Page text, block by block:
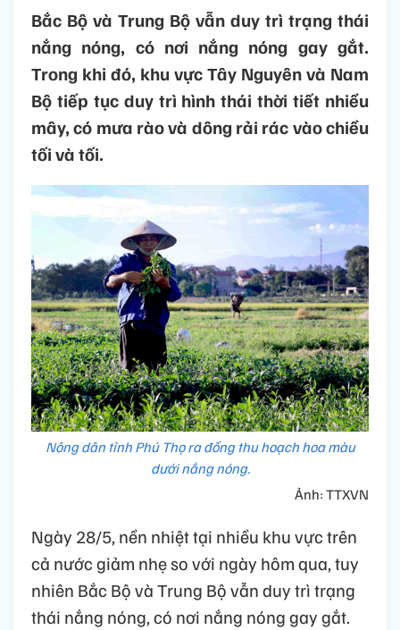
Bắc Bộ và Trung Bộ vẫn duy trì trạng thái
nắng nóng, có nơi nắng nóng gay gắt.
Trong khi đó, khu vực Tây Nguyên và Nam
Bộ tiếp tục duy trì hình thái thời tiết nhiều
mây, có mưa rào và dông rải rác vào chiều
tối và tối.
Nông dân tỉnh Phú Thọ ra đồng thu hoạch hoa màu
dưới nắng nóng.
Ảnh: TTXVN
Ngày 28/5, nền nhiệt tại nhiều khu vực trên
cả nước giảm nhẹ so với ngày hôm qua, tuy
nhiên Bắc Bộ và Trung Bộ vẫn duy trì trạng
thái nắng nóng, có nơi nắng nóng gay gắt.